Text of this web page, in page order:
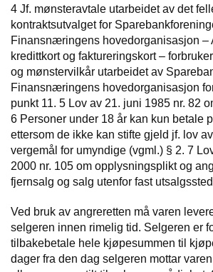
4 Jf. mønsteravtale utarbeidet av det
kontraktsutvalget for
Finansnæringens hovedorganisasjon –
kredittkort og faktureringskort –
og mønstervilkår utarbeidet av
Finansnæringens hovedorganisasjon
punkt 11. 5 Lov av 21. juni 1985 nr. 82
6 Personer under 18 år kan kun betale
ettersom de ikke kan stifte gjeld jf. lov
vergemål for umyndige (vgml.) § 2. 7
2000 nr. 105 om opplysningsplikt og
fjernsalg og salg utenfor fast
Ved bruk av angreretten må varen
selgeren innen rimelig tid. Selgeren er
tilbakebetale hele kjøpesummen til
dager fra den dag selgeren mottar